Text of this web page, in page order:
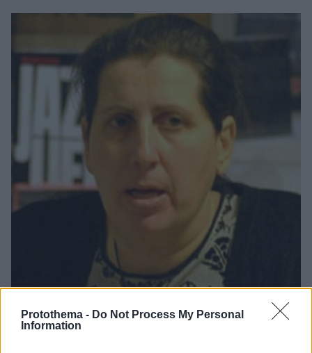
Protothema - Do Not Process My Personal
Information
Συνελήφθη ο οδηγός που κατήγγειλε για ξυλοδαρμό η
27.05.2022, 14:21 10